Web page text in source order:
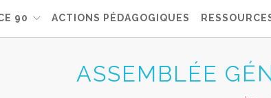
90 ACTIONS PÉDAGOGIQUES
ASSEMBLÉE